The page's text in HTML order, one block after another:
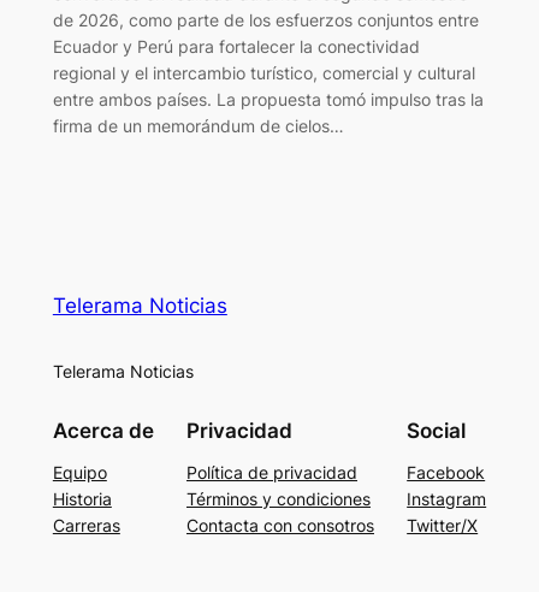
de 2026, como parte de los esfuerzos conjuntos entre
Ecuador y Perú para fortalecer la conectividad
regional y el intercambio turístico, comercial y cultural
entre ambos países. La propuesta tomó impulso tras la
firma de un memorándum de cielos…
Telerama Noticias
Telerama Noticias
Acerca de
Equipo
Historia
Carreras
Privacidad
Política de privacidad
Términos y condiciones
Contacta con consotros
Social
Facebook
Instagram
Twitter/X